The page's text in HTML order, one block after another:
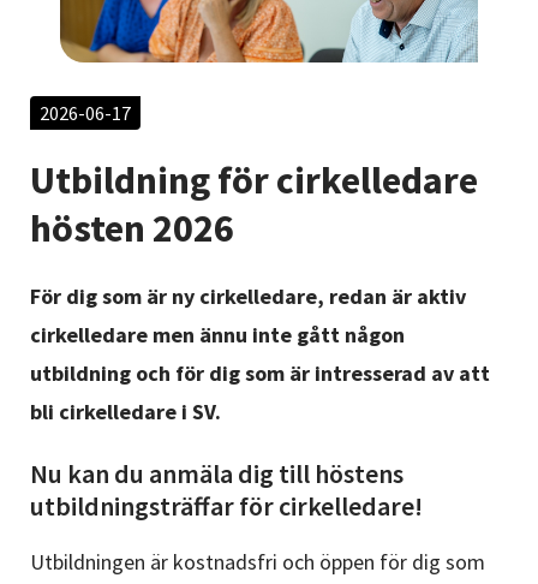
Om SV
Starta studiecirkel
Cirkelledare
Nyheter
Avdelningar
Lyssna
2026-06-17
Utbildning för cirkelledare
hösten 2026
För dig som är ny cirkelledare, redan är aktiv
cirkelledare men ännu inte gått någon
utbildning och för dig som är intresserad av att
bli cirkelledare i SV.
Nu kan du anmäla dig till höstens
utbildningsträffar för cirkelledare!
Utbildningen är kostnadsfri och öppen för dig som